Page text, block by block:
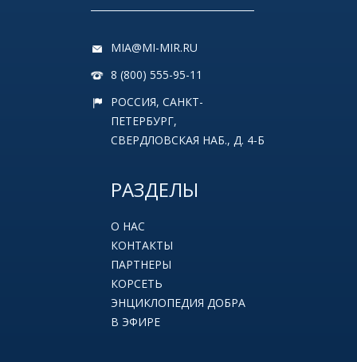
MIA@MI-MIR.RU
8 (800) 555-95-11
РОССИЯ, САНКТ-
ПЕТЕРБУРГ,
СВЕРДЛОВСКАЯ НАБ., Д. 4-Б
РАЗДЕЛЫ
О НАС
КОНТАКТЫ
ПАРТНЕРЫ
КОРСЕТЬ
ЭНЦИКЛОПЕДИЯ ДОБРА
В ЭФИРЕ